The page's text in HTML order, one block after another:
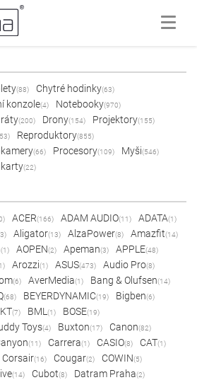
(88) Chytré hodinky(63)
konzole(4) Notebooky(970)
(200) Drony(154) Projektory(155)
Reproduktory(855)
(66) Procesory(109) Myši(546)
(22)
ACER(166) ADAM AUDIO(11) ADATA(1)
Aligator(13) AlzaPower(8) Amazfit(14)
(1) AOPEN(2) Apeman(3) APPLE(48)
Arozzi(1) ASUS(473) Audio Pro(8)
(6) AverMedia(1) Bang & Olufsen(14)
(68) BEYERDYNAMIC(19) Bigben(6)
(7) BML (1) BOSE(19)
Toys(4) Buxton(17) Canon(82)
(11) Carrera(1) CASIO(8) CAT(1)
Corsair(16) Cougar(2) COWIN(5)
(14) Cubot(8) Datram Praha(2)